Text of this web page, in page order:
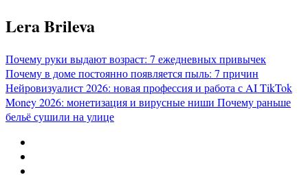
Перейти
к
Lera Brileva
Почему руки выдают возраст: 7 ежедневных привычек
Почему в доме постоянно появляется пыль: 7 причин
Нейровизуалист 2026: новая профессия и работа с AITikTok
Money 2026: монетизация и вирусные ниши Почему раньше
бельё сушили на улице